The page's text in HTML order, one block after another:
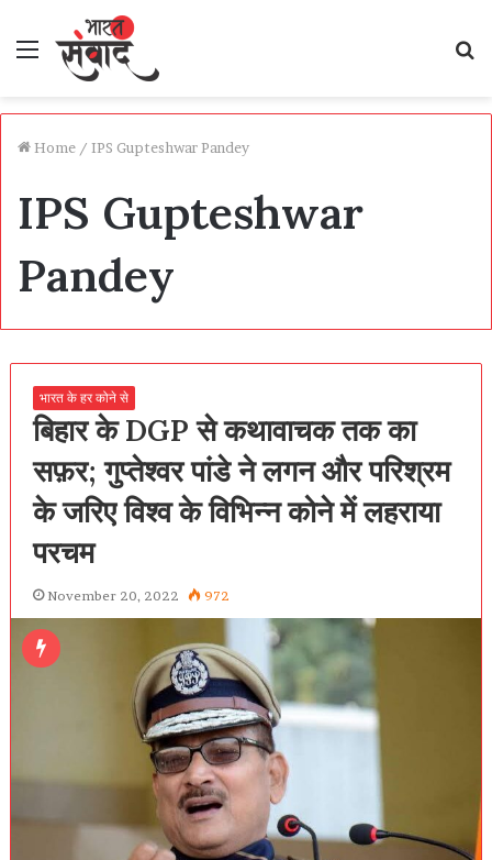
Menu
Home / IPS Gupteshwar Pandey
IPS Gupteshwar
Pandey
भारत के हर कोने से
बिहार के DGP से कथावाचक तक का
सफ़र; गुप्तेश्वर पांडे ने लगन और परिश्रम
के जरिए विश्व के विभिन्न कोने में लहराया
परचम
November 20, 2022 972